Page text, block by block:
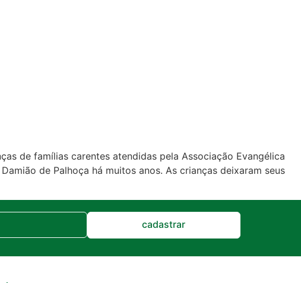
de famílias carentes atendidas pela Associação Evangélica
de Palhoça há muitos anos. As crianças deixaram seus
cadastrar